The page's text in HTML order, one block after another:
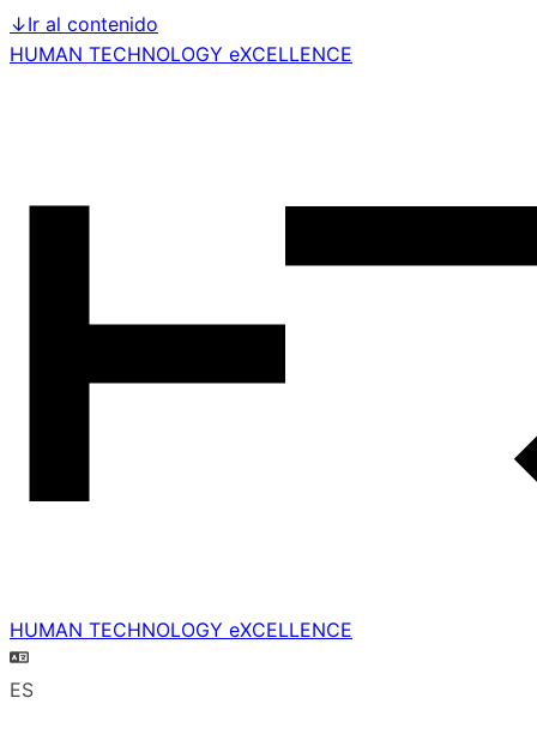
↓Ir al contenido
HUMAN TECHNOLOGY eXCELLENCE
HUMAN TECHNOLOGY eXCELLENCE
ES